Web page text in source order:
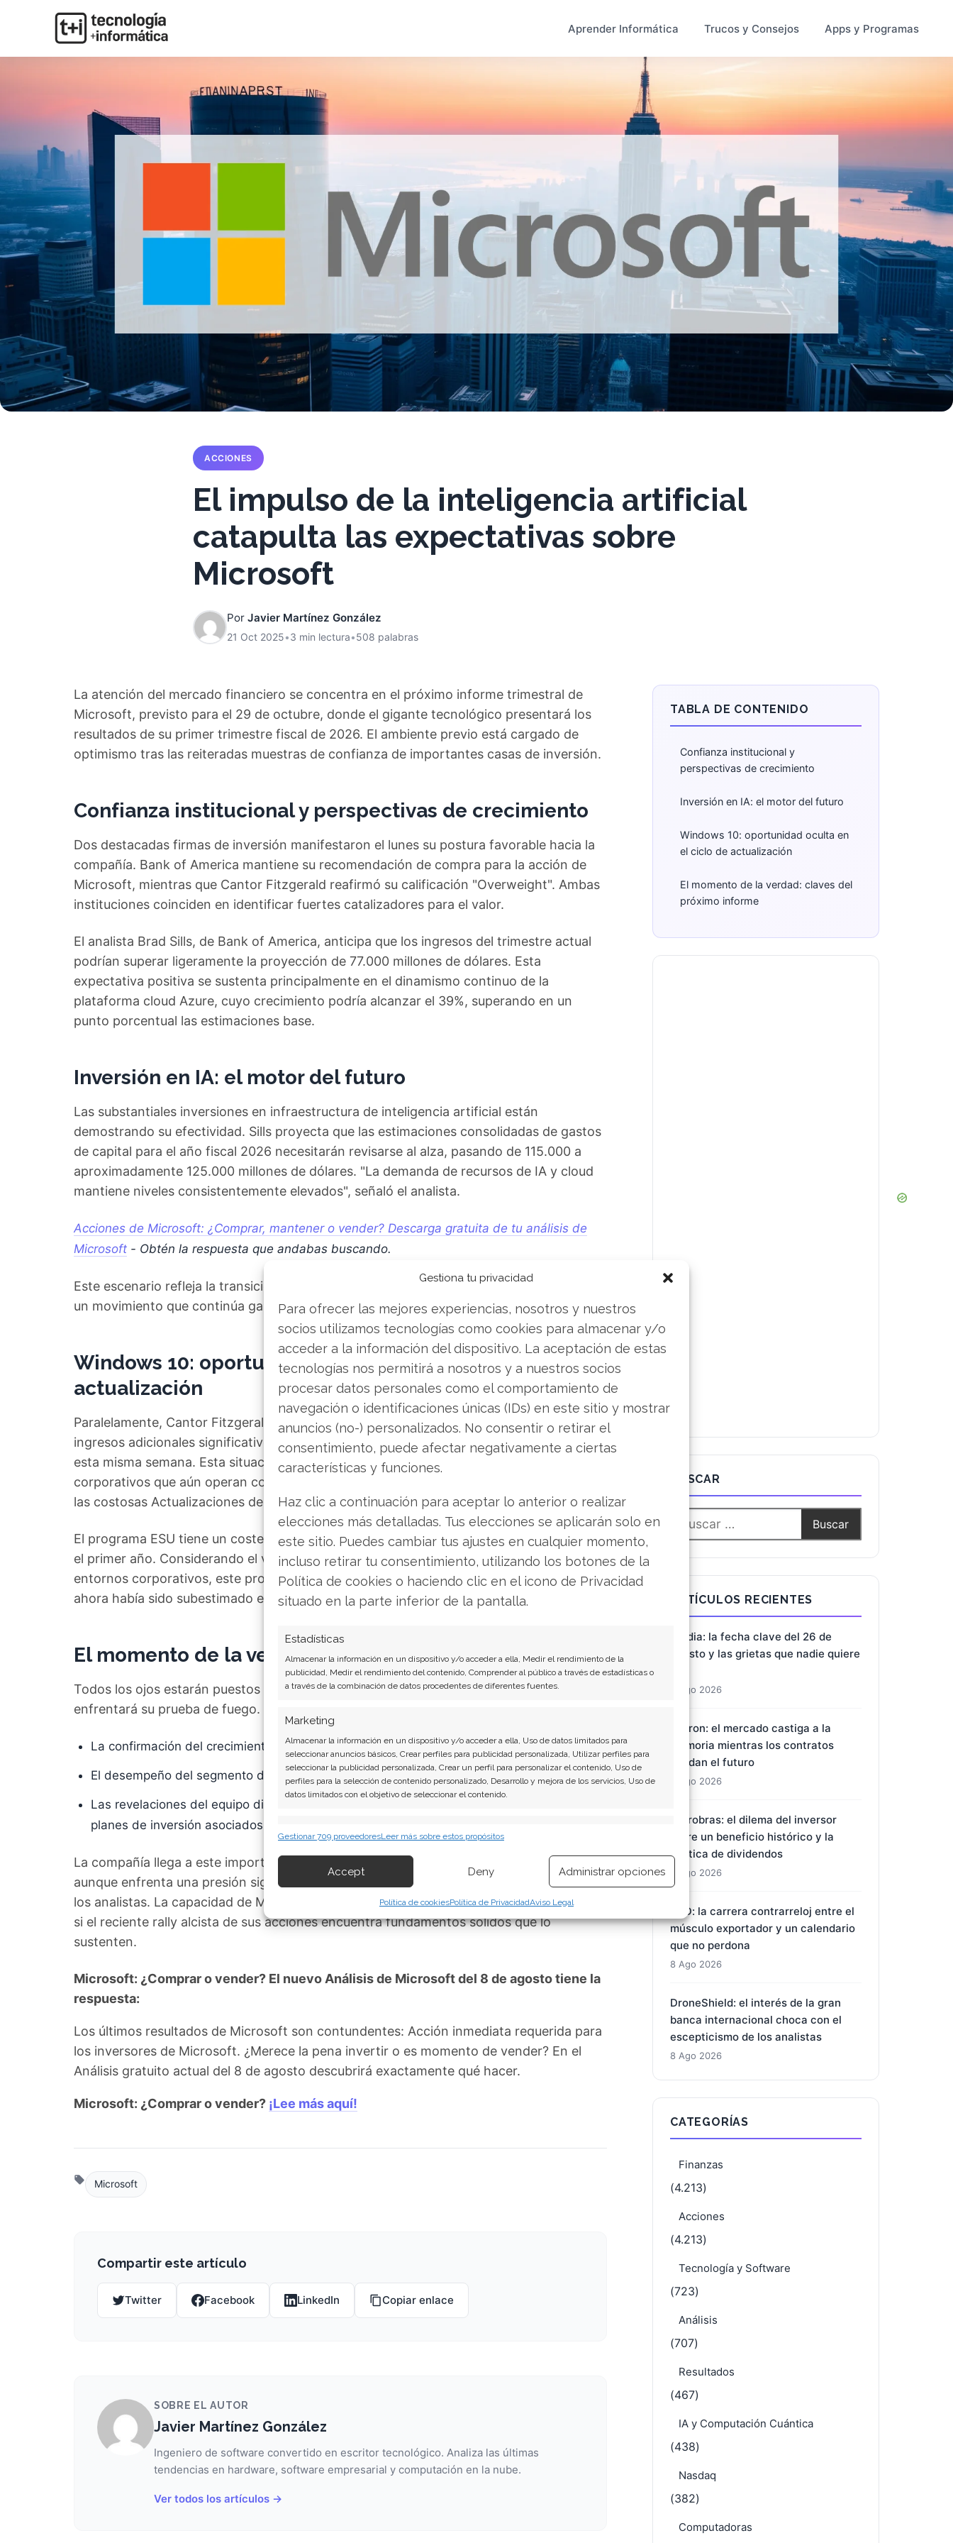
Gestiona tu privacidad
Para ofrecer las mejores experiencias, nosotros y nuestros
socios utilizamos tecnologías como cookies para almacenar y/o
acceder a la información del dispositivo. La aceptación de estas
tecnologías nos permitirá a nosotros y a nuestros socios
procesar datos personales como el comportamiento de
navegación o identificaciones únicas (IDs) en este sitio y mostrar
anuncios (no-) personalizados. No consentir o retirar el
consentimiento, puede afectar negativamente a ciertas
características y funciones.
Haz clic a continuación para aceptar lo anterior o realizar
elecciones más detalladas. Tus elecciones se aplicarán solo en
este sitio. Puedes cambiar tus ajustes en cualquier momento,
incluso retirar tu consentimiento, utilizando los botones de la
Política de cookies o haciendo clic en el icono de Privacidad
situado en la parte inferior de la pantalla.
Estadísticas
Almacenar la información en un dispositivo y/o acceder a ella, Medir el rendimiento de la
publicidad, Medir el rendimiento del contenido, Comprender al público a través de estadísticas o
a través de la combinación de datos procedentes de diferentes fuentes.
Marketing
Almacenar la información en un dispositivo y/o acceder a ella, Uso de datos limitados para
seleccionar anuncios básicos, Crear perfiles para publicidad personalizada, Utilizar perfiles para
seleccionar la publicidad personalizada, Crear un perfil para personalizar el contenido, Uso de
perfiles para la selección de contenido personalizado, Desarrollo y mejora de los servicios, Uso de
datos limitados con el objetivo de seleccionar el contenido.
información transmitida de forma automática.
Garantizar la seguridad, evitar y detectar fraudes, y eliminar
fallos, Ofrecer y presentar publicidad y contenido, Guardar y
Siempre activo
Gestionar 709 proveedoresLeer más sobre estos propósitos
Accept Deny Administrar opciones
Política de cookiesPolítica de PrivacidadAviso Legal
Aprender Informática Trucos y Consejos Apps y Programas
ACCIONES
El impulso de la inteligencia artificial
catapulta las expectativas sobre
Microsoft
Por Javier Martínez González
21 Oct 2025•3 min lectura•508 palabras
La atención del mercado financiero se concentra en el próximo informe trimestral de
Microsoft, previsto para el 29 de octubre, donde el gigante tecnológico presentará los
resultados de su primer trimestre fiscal de 2026. El ambiente previo está cargado de
optimismo tras las reiteradas muestras de confianza de importantes casas de inversión.
Confianza institucional y perspectivas de crecimiento
Dos destacadas firmas de inversión manifestaron el lunes su postura favorable hacia la
compañía. Bank of America mantiene su recomendación de compra para la acción de
Microsoft, mientras que Cantor Fitzgerald reafirmó su calificación "Overweight". Ambas
instituciones coinciden en identificar fuertes catalizadores para el valor.
El analista Brad Sills, de Bank of America, anticipa que los ingresos del trimestre actual
podrían superar ligeramente la proyección de 77.000 millones de dólares. Esta
expectativa positiva se sustenta principalmente en el dinamismo continuo de la
plataforma cloud Azure, cuyo crecimiento podría alcanzar el 39%, superando en un
punto porcentual las estimaciones base.
Inversión en IA: el motor del futuro
Las substantiales inversiones en infraestructura de inteligencia artificial están
demostrando su efectividad. Sills proyecta que las estimaciones consolidadas de gastos
de capital para el año fiscal 2026 necesitarán revisarse al alza, pasando de 115.000 a
aproximadamente 125.000 millones de dólares. "La demanda de recursos de IA y cloud
mantiene niveles consistentemente elevados", señaló el analista.
Acciones de Microsoft: ¿Comprar, mantener o vender? Descarga gratuita de tu análisis de
Microsoft - Obtén la respuesta que andabas buscando.
Este escenario refleja la transición masiva de cargas de trabajo hacia la nube de Azure,
un movimiento que continúa ganando impulso en el sector empresarial.
Windows 10: oportunidad oculta en el ciclo de
actualización
Paralelamente, Cantor Fitzgerald destacó un factor sorpresa que podría generar
ingresos adicionales significativos: la finalización del soporte técnico para Windows 10
esta misma semana. Esta situación crea un escenario donde millones de dispositivos
corporativos que aún operan con el sistema heredado necesitarán actualizarse o adquirir
las costosas Actualizaciones de Seguridad Extendidas (ESU).
El programa ESU tiene un coste para las empresas de 61 dólares por dispositivo durante
el primer año. Considerando el vasto parque de instalaciones activas de Windows 10 en
entornos corporativos, este proceso representa un negocio multimillonario que hasta
ahora había sido subestimado en las proyecciones bursátiles.
El momento de la verdad: claves del próximo informe
Todos los ojos estarán puestos en el reporte del 29 de octubre, donde Microsoft
enfrentará su prueba de fuego. Los inversores monitorizarán tres aspectos críticos:
La confirmación del crecimiento de Azure proyectado por Bank of America
El desempeño del segmento de negocio de Office y herramientas de productividad
Las revelaciones del equipo directivo sobre la estrategia de inteligencia artificial y los
planes de inversión asociados
La compañía llega a este importante hito con una posición consolidada en el mercado,
aunque enfrenta una presión significativa para cumplir con las elevadas expectativas de
los analistas. La capacidad de Microsoft para satisfacer estas proyecciones determinará
si el reciente rally alcista de sus acciones encuentra fundamentos sólidos que lo
sustenten.
Microsoft: ¿Comprar o vender? El nuevo Análisis de Microsoft del 8 de agosto tiene la
respuesta:
Los últimos resultados de Microsoft son contundentes: Acción inmediata requerida para
los inversores de Microsoft. ¿Merece la pena invertir o es momento de vender? En el
Análisis gratuito actual del 8 de agosto descubrirá exactamente qué hacer.
Microsoft: ¿Comprar o vender? ¡Lee más aquí!
Microsoft
Compartir este artículo
Twitter Facebook LinkedIn Copiar enlace
SOBRE EL AUTOR
Javier Martínez González
Ingeniero de software convertido en escritor tecnológico. Analiza las últimas
tendencias en hardware, software empresarial y computación en la nube.
Ver todos los artículos →
TABLA DE CONTENIDO
Confianza institucional y
perspectivas de crecimiento
Inversión en IA: el motor del futuro
Windows 10: oportunidad oculta en
el ciclo de actualización
El momento de la verdad: claves del
próximo informe
BUSCAR
ARTÍCULOS RECIENTES
Nvidia: la fecha clave del 26 de
agosto y las grietas que nadie quiere
8 Ago 2026
Micron: el mercado castiga a la
memoria mientras los contratos
blindan el futuro
8 Ago 2026
Petrobras: el dilema del inversor
entre un beneficio histórico y la
política de dividendos
8 Ago 2026
BYD: la carrera contrarreloj entre el
músculo exportador y un calendario
que no perdona
8 Ago 2026
DroneShield: el interés de la gran
banca internacional choca con el
escepticismo de los analistas
8 Ago 2026
CATEGORÍAS
Finanzas
(4.213)
Acciones
(4.213)
Tecnología y Software
(723)
Análisis
(707)
Resultados
(467)
IA y Computación Cuántica
(438)
Nasdaq
(382)
Computadoras